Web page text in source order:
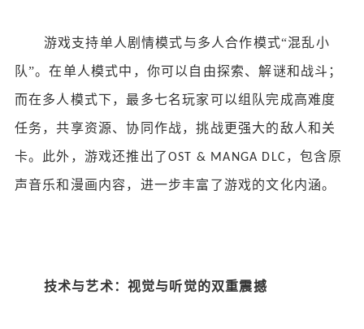
游戏支持单人剧情模式与多人合作模式“混乱小
队”。在单人模式中，你可以自由探索、解谜和战斗；
而在多人模式下，最多七名玩家可以组队完成高难度
任务，共享资源、协同作战，挑战更强大的敌人和关
卡。此外，游戏还推出了OST & MANGA DLC ，包含原
声音乐和漫画内容，进一步丰富了游戏的文化内涵。
技术与艺术：视觉与听觉的双重震撼